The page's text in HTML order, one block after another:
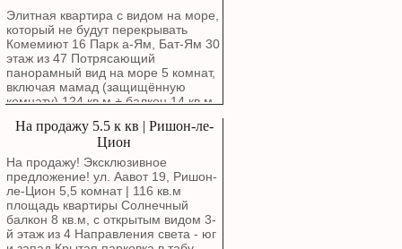
обеспечивая обилие естественного
света. Лифт. Солнечный балкон —
идеальное место для утреннего
кофе. Родительская спальня с
собственным туалетом и душем.
Комната безопасности (мамад).
Частная парковка. Всего один сосед
на этаже.
Элитная квартира с видом на море,
который не будут перекрывать
Комемиют 16 Парк а-Ям, Бат-Ям 30
этаж из 47 Потрясающий
панорамный вид на море 5 комнат,
включая мамад (защищённую
комнату) 124 кв.м + балкон 14 кв.м
парковочных места + кладовая
Квартира с дорогим ремонтом,
очень красивая 055-9777778
Сергей Резников
На продажу 5.5 к кв | Ришон-ле-
Цион
На продажу! Эксклюзивное
предложение! ул. Аавот 19, Ришон-
ле-Цион 5,5 комнат | 116 кв.м
площадь квартиры Солнечный
балкон 8 кв.м, с открытым видом 3-
й этаж из 4 Направления света - юг